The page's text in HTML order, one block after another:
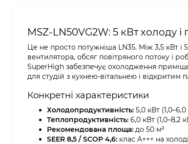
MSZ-LN50VG2W: 5 кВт холоду і
Це не просто потужніша LN35. Між 3,5 кВт і
вентилятора, обсяг повітряного потоку і
SuperHigh забезпечує охолодження
для студій з кухнею-вітальнею і відкритим
Конкретні характеристики
Холодопродуктивність: 5,0 кВт
Теплопродуктивність: 6,0 кВт (1,0–8,2
Рекомендована площа: до 50 м²
SEER 8,5 / SCOP 4,6: клас A+++ на